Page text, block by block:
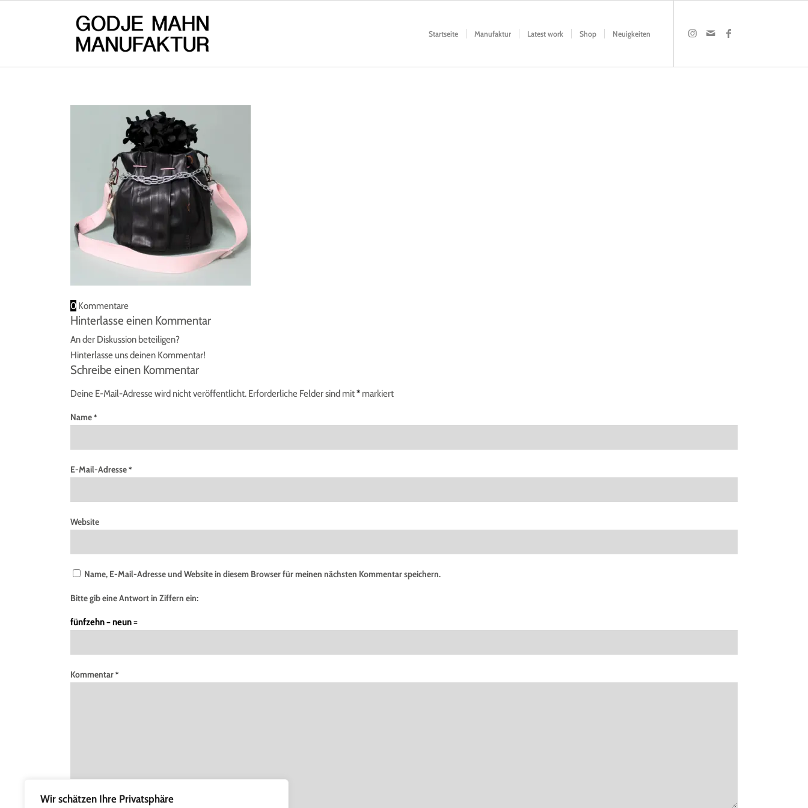
Wir schätzen Ihre Privatsphäre
Startseite Manufaktur Latest work Shop Neuigkeiten
0 Kommentare
Hinterlasse einen Kommentar
An der Diskussion beteiligen?
Hinterlasse uns deinen Kommentar!
Schreibe einen Kommentar
Deine E-Mail-Adresse wird nicht veröffentlicht. Erforderliche Felder sind mit* markiert
Name*
E-Mail-Adresse*
Website
Name, E-Mail-Adresse und Website in diesem Browser für meinen nächsten Kommentar speichern.
Bitte gib eine Antwort in Ziffern ein:
fünfzehn − neun =
Kommentar*